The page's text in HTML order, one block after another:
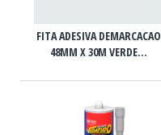
FITA ADESIVA DEMARCACAO
48MM X 30M VERDE...